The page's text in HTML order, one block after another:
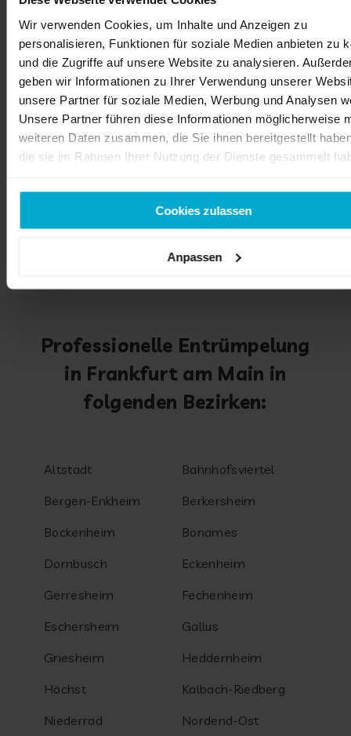
Wir verwenden Cookies, um Inhalte und Anzeigen zu
personalisieren, Funktionen für soziale Medien anbieten zu
und die Zugriffe auf unsere Website zu analysieren.
geben wir Informationen zu Ihrer Verwendung unserer
unsere Partner für soziale Medien, Werbung und Analysen
Unsere Partner führen diese Informationen möglicherweise
weiteren Daten zusammen, die Sie ihnen bereitgestellt
die sie im Rahmen Ihrer Nutzung der Dienste gesammelt
Cookies zulassen
Anpassen
Professionelle Entrümpelung
in Frankfurt am Main in
folgenden Bezirken:
Altstadt
Bahnhofsviertel
Bergen-Enkheim
Berkersheim
Bockenheim
Bonames
Dornbusch
Eckenheim
Gerresheim
Fechenheim
Eschersheim
Gallus
Griesheim
Heddernheim
Höchst
Kalbach-Riedberg
Niederrad
Nordend-Ost